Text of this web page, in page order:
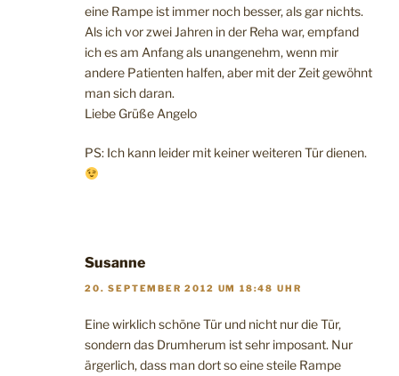
eine Rampe ist immer noch besser, als gar nichts.
Als ich vor zwei Jahren in der Reha war, empfand
ich es am Anfang als unangenehm, wenn mir
andere Patienten halfen, aber mit der Zeit gewöhnt
man sich daran.
Liebe Grüße Angelo
PS: Ich kann leider mit keiner weiteren Tür dienen.
Susanne
20. SEPTEMBER 2012 UM 18:48 UHR
Eine wirklich schöne Tür und nicht nur die Tür,
sondern das Drumherum ist sehr imposant. Nur
ärgerlich, dass man dort so eine steile Rampe